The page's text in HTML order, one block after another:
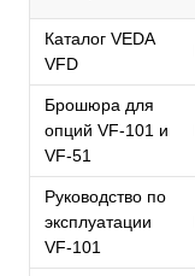
Каталог VEDA
VFD
Брошюра для
опций VF-101 и
VF-51
Руководство по
эксплуатации
VF-101